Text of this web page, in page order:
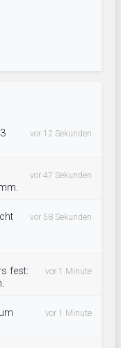
vor 12 Sekunden
vor 47 Sekunden
vor 58 Sekunden
fest:
vor 1 Minute
vor 1 Minute